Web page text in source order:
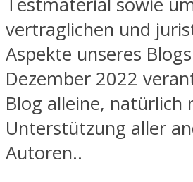
vertraglichen und
Aspekte unseres
Dezember 2022
Blog alleine, natürlich
Unterstützung aller
Autoren..